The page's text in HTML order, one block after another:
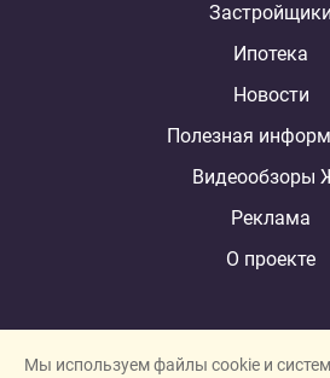
Застройщики
Ипотека
Новости
Полезная
Видеообзоры
Реклама
О проекте
Мы используем файлы cookie и